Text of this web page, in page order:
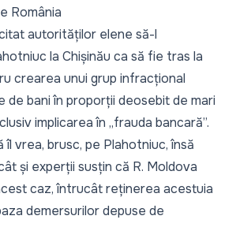
România
autorităților elene să-l
la Chișinău ca să fie tras la
crearea unui grup infracțional
de bani în proporții deosebit de mari
implicarea în „frauda bancară”.
îl vrea, brusc, pe Plahotniuc, însă
și experții susțin că R. Moldova
caz, întrucât reținerea acestuia
demersurilor depuse de